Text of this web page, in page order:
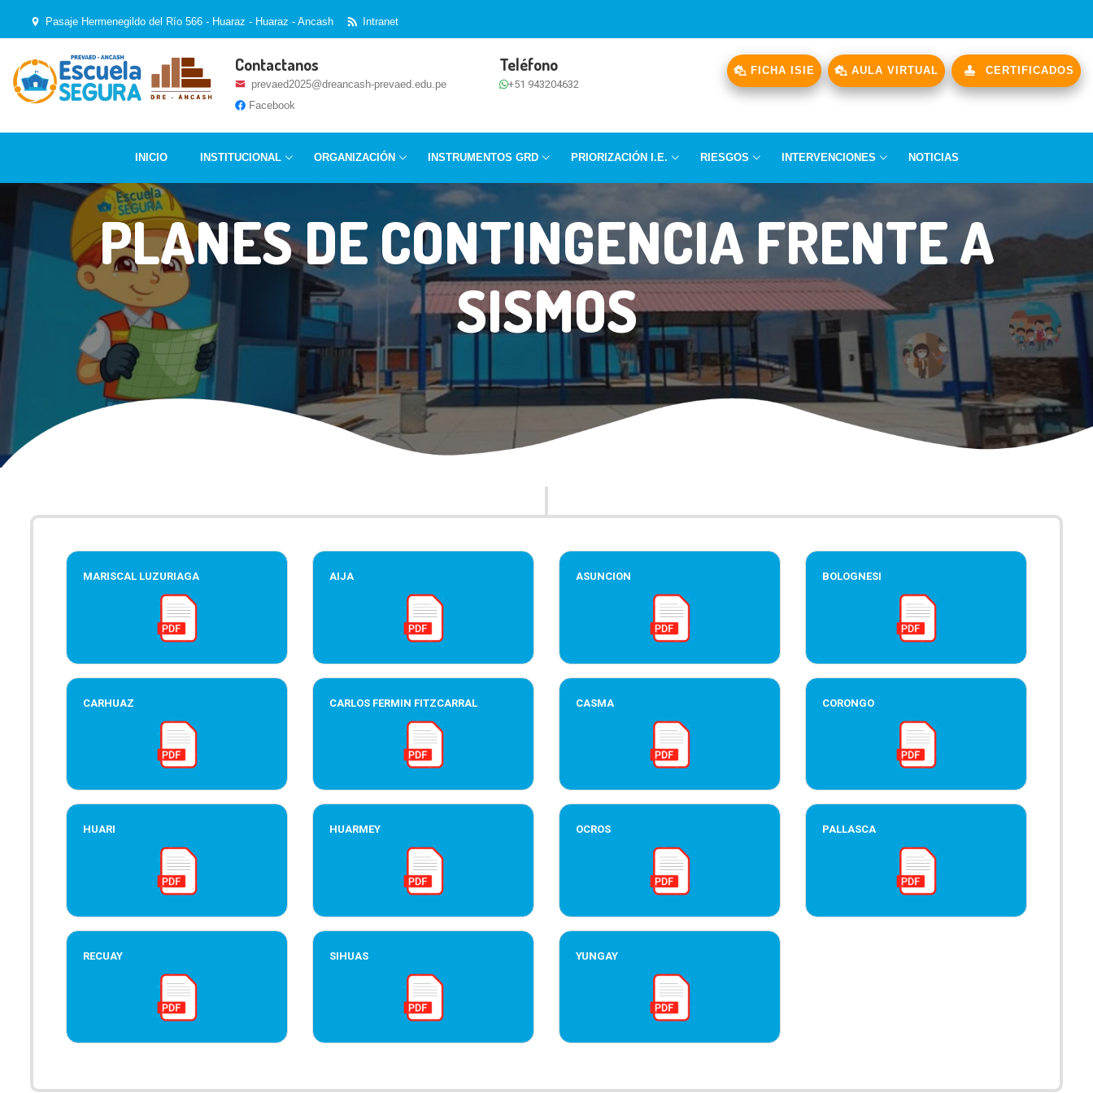
Pasaje Hermenegildo del Río 566 - Huaraz - Huaraz - Ancash Intranet
Contactanos
prevaed2025@dreancash-prevaed.edu.pe
Facebook
Teléfono
+51 943204632
FICHA ISIE AULA VIRTUAL CERTIFICADOS
INICIO INSTITUCIONAL ORGANIZACIÓN INSTRUMENTOS GRD PRIORIZACIÓN I.E. RIESGOS INTERVENCIONES NOTICIAS
PLANES DE CONTINGENCIA FRENTE A
SISMOS
MARISCAL LUZURIAGA AIJA ASUNCION BOLOGNESI
CARHUAZ CARLOS FERMIN FITZCARRAL CASMA CORONGO
HUARI HUARMEY OCROS PALLASCA
RECUAY SIHUAS YUNGAY